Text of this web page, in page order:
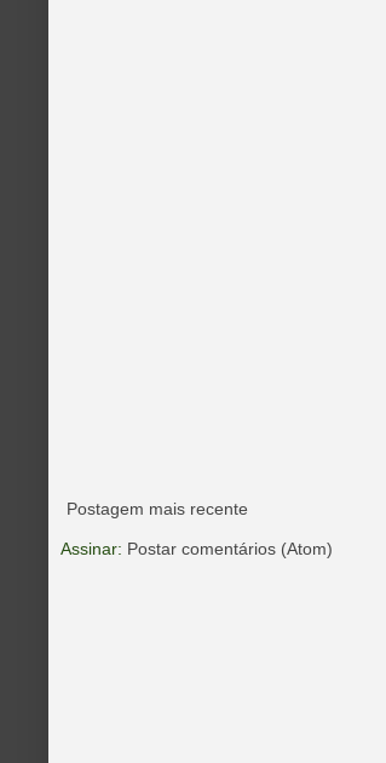
Postagem mais recente
Assinar: Postar comentários (Atom)